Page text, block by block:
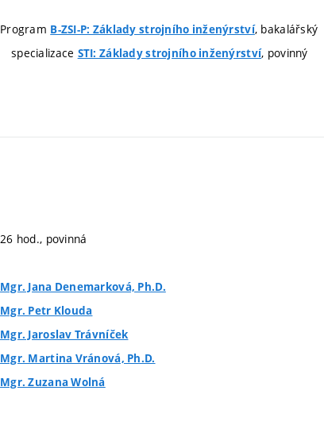
Program B-ZSI-P: Základy strojního inženýrství, bakalářský
specializace STI: Základy strojního inženýrství, povinný
26 hod., povinná
Mgr. Jana Denemarková, Ph.D.
Mgr. Petr Klouda
Mgr. Jaroslav Trávníček
Mgr. Martina Vránová, Ph.D.
Mgr. Zuzana Wolná